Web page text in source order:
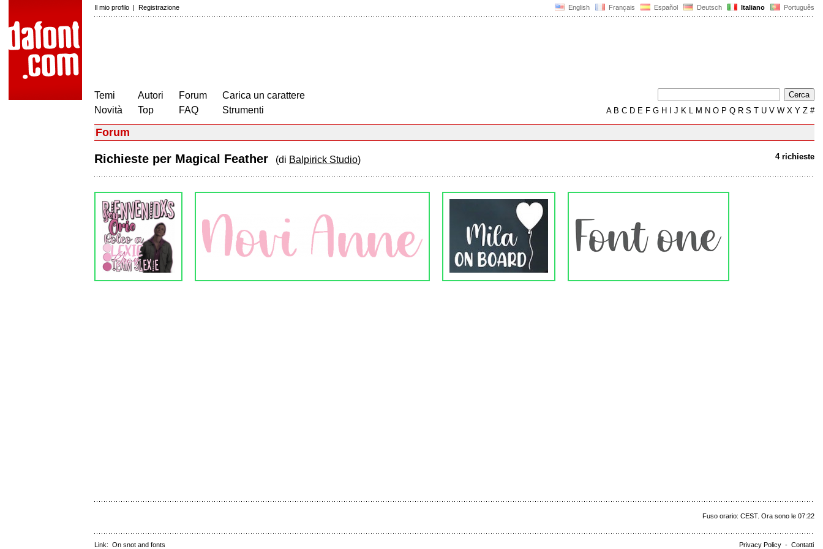
English Français Español Deutsch Italiano Português
Il mio profilo | Registrazione
Temi
Novità
Autori
Top
Forum
FAQ
Carica un carattere
Strumenti
AB C D E F G H J K L M N O P Q R S T U V W X Y Z #
Forum
4 richieste
Richieste per Magical Feather (di Balpirick Studio)
Fuso orario: CEST. Ora sono le 07:22
Privacy Policy - Contatti
Link: On snot and fonts